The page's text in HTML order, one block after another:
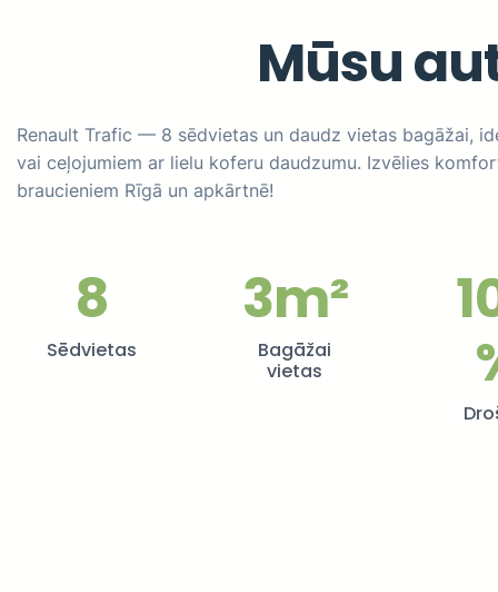
Mūsu
Renault Trafic — 8 sēdvietas un daudz vietas bagāžai,
vai ceļojumiem ar lielu koferu daudzumu. Izvēlies
braucieniem Rīgā un apkārtnē!
8
Sēdvietas
3m²
Bagāžai
vietas